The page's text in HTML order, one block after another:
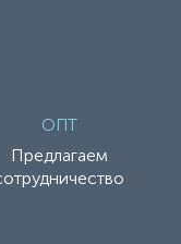
ОПТ
Предлагаем